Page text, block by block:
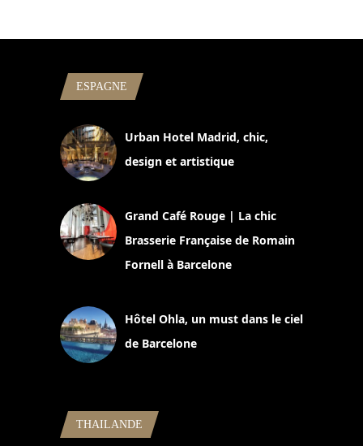
ESPAGNE
Urban Hotel Madrid, chic,
design et artistique
Grand Café Rouge | La chic
Brasserie Française de Romain
Fornell à Barcelone
Hôtel Ohla, un must dans le ciel
de Barcelone
THAILANDE